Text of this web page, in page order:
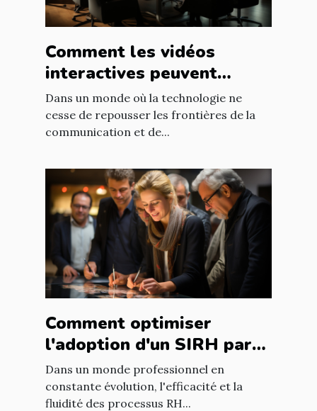
Comment les vidéos
interactives peuvent
transformer la formation
en entreprise
Dans un monde où la technologie ne
cesse de repousser les frontières de la
communication et de...
Comment optimiser
l'adoption d'un SIRH par
les employés dans les
entreprises françaises
Dans un monde professionnel en
constante évolution, l'efficacité et la
fluidité des processus RH...